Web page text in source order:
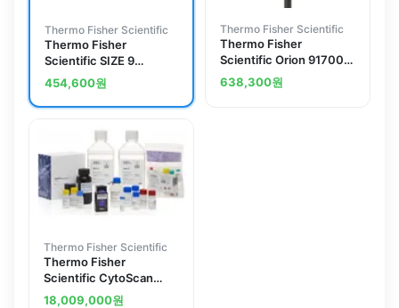
Thermo Fisher Scientific
Thermo Fisher
Scientific SIZE 9
NEOPRENE GLOVE DOZ
454,600원
Thermo Fisher Scientific
Thermo Fisher
Scientific Orion 917001
Epoxy ATC Probe
638,300원
Thermo Fisher Scientific
Thermo Fisher
Scientific CytoScan
XON Assay Training Kit
18,009,000원